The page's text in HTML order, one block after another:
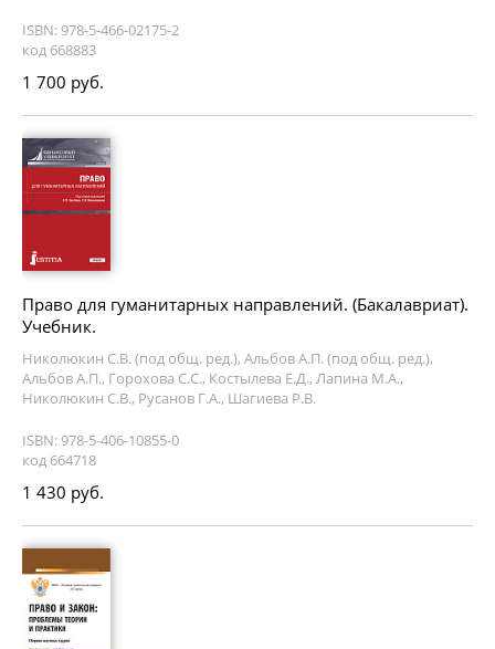
ISBN: 978-5-466-02175-2
код 668883
1 700 руб.
Право для гуманитарных направлений. (Бакалавриат).
Учебник.
Николюкин С.В. (под общ. ред.), Альбов А.П. (под общ. ред.),
Альбов А.П., Горохова С.С., Костылева Е.Д., Лапина М.А.,
Николюкин С.В., Русанов Г.А., Шагиева Р.В.
ISBN: 978-5-406-10855-0
код 664718
1 430 руб.